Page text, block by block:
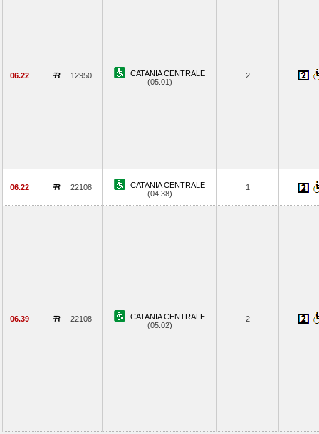
06.22 12950
CATANIA CENTRALE
(05.01)
2
06.22 22108
CATANIA CENTRALE
(04.38)
1
06.39 22108
CATANIA CENTRALE
(05.02)
2